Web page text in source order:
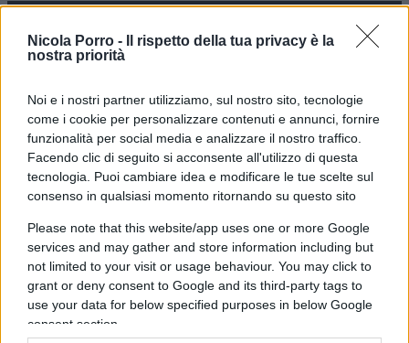
Nicola Porro -
Il rispetto della tua privacy è la
nostra priorità
Noi e i nostri partner utilizziamo, sul nostro sito, tecnologie
come i cookie per personalizzare contenuti e annunci, fornire
funzionalità per social media e analizzare il nostro traffico.
Facendo clic di seguito si acconsente all'utilizzo di questa
tecnologia. Puoi cambiare idea e modificare le tue scelte sul
consenso in qualsiasi momento ritornando su questo sito
Please note that this website/app uses one or more Google
services and may gather and store information including but
not limited to your visit or usage behaviour. You may click to
grant or deny consent to Google and its third-party tags to
use your data for below specified purposes in below Google
consent section.
Video
Player
Hashem Safieddine , capo del Consiglio esecutivo
di Hezbollah, ha detto: “Questi attacchi saranno
certamente puniti in modo unico. Ci sarà una
vendetta sanguinosa e unica”. E ancora: “Non ne